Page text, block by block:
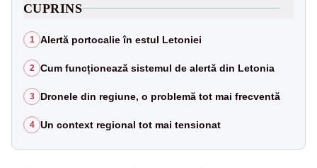
CUPRINS
1 Alertă portocalie în estul Letoniei
2 Cum funcționează sistemul de alertă din Letonia
3 Dronele din regiune, o problemă tot mai frecventă
4 Un context regional tot mai tensionat